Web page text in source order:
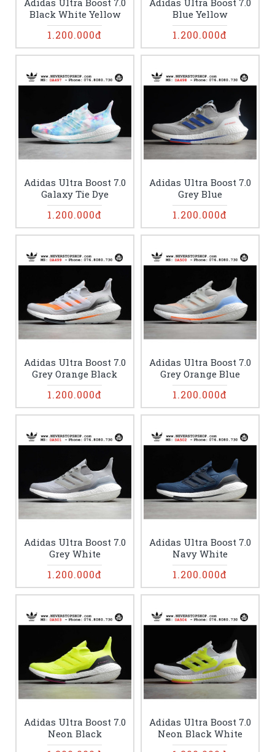
Adidas Ultra Boost 7.0
Black White Yellow
1.200.000đ
Adidas Ultra Boost 7.0
Blue Yellow
1.200.000đ
Adidas Ultra Boost 7.0
Galaxy Tie Dye
1.200.000đ
Adidas Ultra Boost 7.0
Grey Blue
1.200.000đ
Adidas Ultra Boost 7.0
Grey Orange Black
1.200.000đ
Adidas Ultra Boost 7.0
Grey Orange Blue
1.200.000đ
Adidas Ultra Boost 7.0
Grey White
1.200.000đ
Adidas Ultra Boost 7.0
Navy White
1.200.000đ
Adidas Ultra Boost 7.0
Neon Black
Adidas Ultra Boost 7.0
Neon Black White